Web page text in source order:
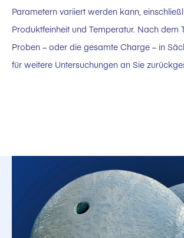
Parametern variiert werden kann,
Produktfeinheit und Temperatur. Nach dem
Proben – oder die gesamte Charge – in
für weitere Untersuchungen an Sie